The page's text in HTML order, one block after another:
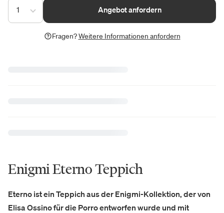
1 Angebot anfordern
Fragen?Weitere Informationen anfordern
Enigmi Eterno Teppich
Eterno ist ein Teppich aus der Enigmi-Kollektion, der von
Elisa Ossino für die Porro entworfen wurde und mit